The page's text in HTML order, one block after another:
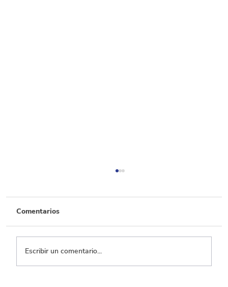
Comentarios
Escribir un comentario...